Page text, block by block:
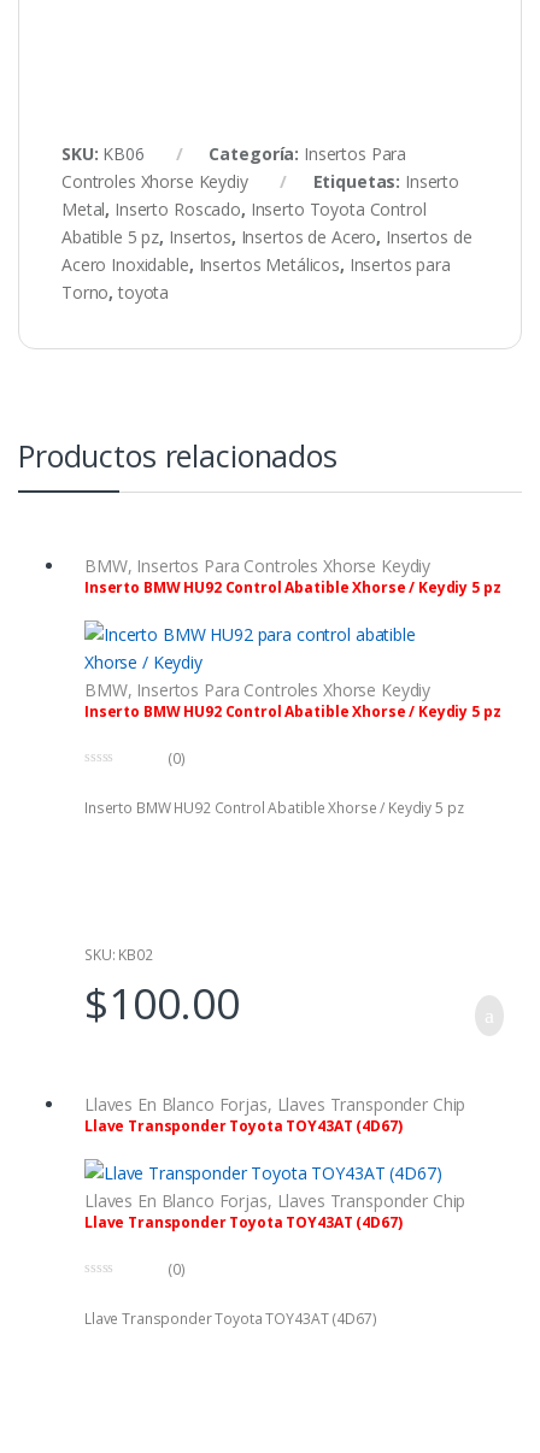
SKU: KB06 Categoría: Insertos Para
Controles Xhorse Keydiy
Etiquetas: Inserto
Metal, Inserto Roscado, Inserto Toyota Control
Abatible 5 pz, Insertos, Insertos de Acero, Insertos de
Acero Inoxidable, Insertos Metálicos, Insertos para
Torno,toyota
Productos relacionados
BMW, Insertos Para Controles Xhorse Keydiy
Inserto BMW HU92 Control Abatible Xhorse / Keydiy 5 pz
BMW, Insertos Para Controles Xhorse Keydiy
Inserto BMW HU92 Control Abatible Xhorse / Keydiy 5 pz
u
(0)
Inserto BMW HU92 Control Abatible Xhorse / Keydiy 5 pz
SKU: KB02
$100.00
Llaves En Blanco Forjas, Llaves Transponder Chip
Llave Transponder Toyota TOY43AT (4D67)
Llaves En Blanco Forjas, Llaves Transponder Chip
Llave Transponder Toyota TOY43AT (4D67)
u
(0)
Llave Transponder Toyota TOY43AT (4D67)